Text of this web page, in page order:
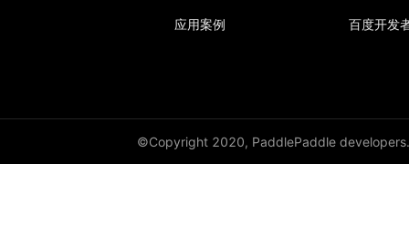
应用案例 百度开发
©Copyright 2020, PaddlePaddle developers.